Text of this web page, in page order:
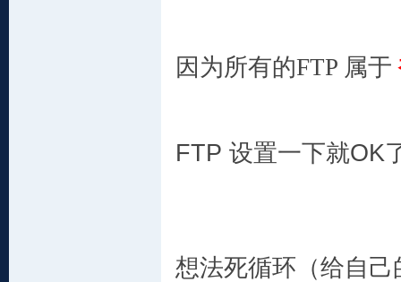
因为所有的FTP 属于
FTP 设置一下就OK
想法死循环（给自